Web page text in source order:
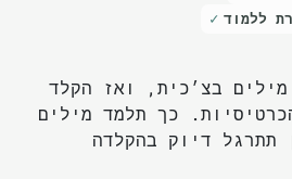
ללמוד
בצ׳כית, ואז הקלד
כך תלמד מילים
תתרגל דיוק בהקלדה